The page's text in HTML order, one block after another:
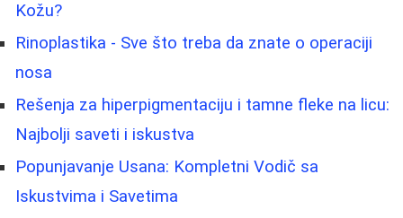
Kožu?
Rinoplastika - Sve što treba da znate o operaciji
nosa
Rešenja za hiperpigmentaciju i tamne fleke na licu:
Najbolji saveti i iskustva
Popunjavanje Usana: Kompletni Vodič sa
Iskustvima i Savetima